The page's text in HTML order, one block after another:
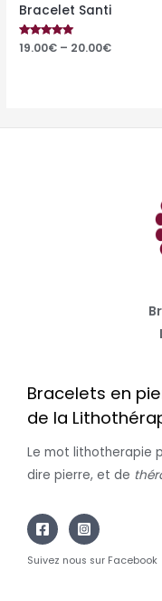
Bracelet Santi
Rated
5.00
19.00€ – 20.00€
Bracelets en
de la
Le mot lithotherapie
dire pierre, et de
Suivez nous sur Facebook